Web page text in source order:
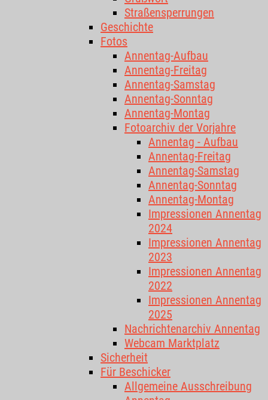
Straßensperrungen
Geschichte
Fotos
Annentag-Aufbau
Annentag-Freitag
Annentag-Samstag
Annentag-Sonntag
Annentag-Montag
Fotoarchiv der Vorjahre
Annentag - Aufbau
Annentag-Freitag
Annentag-Samstag
Annentag-Sonntag
Annentag-Montag
Impressionen Annentag
2024
Impressionen Annentag
2023
Impressionen Annentag
2022
Impressionen Annentag
2025
Nachrichtenarchiv Annentag
Webcam Marktplatz
Sicherheit
Für Beschicker
Allgemeine Ausschreibung